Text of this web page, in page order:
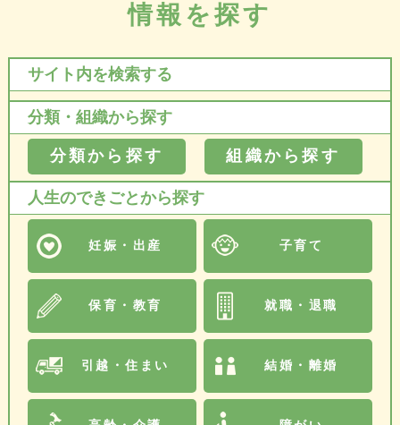
情報を探す
サイト内を検索する
分類・組織から探す
分類から探す 組織から探す
人生のできごとから探す
妊娠・出産 子育て
保育・教育 就職・退職
引越・住まい 結婚・離婚